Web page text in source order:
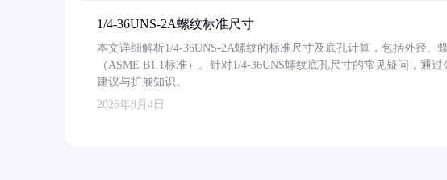
1/4-36UNS-2A螺纹标准尺寸
本文详细解析1/4-36UNS-2A螺纹的标准尺寸及底孔计算，包括外径、
（ASME B1.1标准）。针对1/4-36UNS螺纹底孔尺寸的常见疑问，通
建议与扩展知识。
2026年8月4日